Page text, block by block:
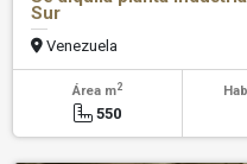
Sur
Venezuela
Área m2
550